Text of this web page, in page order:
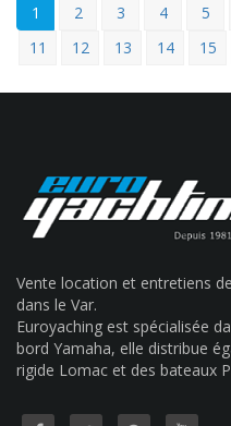
1 2 3 4 5
11
12 13 14 15
Vente location et entretiens
dans le Var.
Euroyaching est spécialisée
bord Yamaha, elle distribue
rigide Lomac et des bateaux